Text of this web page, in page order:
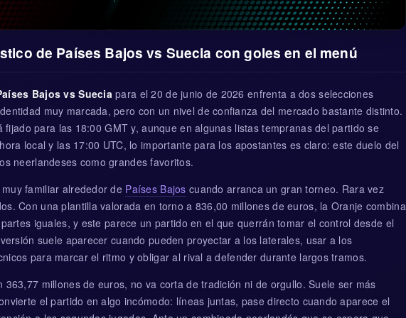
de Países Bajos vs Suecia con goles en el menú
Bajos vs Suecia para el 20 de junio de 2026 enfrenta a dos selecciones
muy marcada, pero con un nivel de confianza del mercado bastante distinto.
fijado para las 18:00 GMT y, aunque en algunas listas tempranas del partido se
local y las 17:00 UTC, lo importante para los apostantes es claro: este duelo del
neerlandeses como grandes favoritos.
familiar alrededor de Países Bajos cuando arranca un gran torneo. Rara vez
Con una plantilla valorada en torno a 836,00 millones de euros, la Oranje combina
iguales, y este parece un partido en el que querrán tomar el control desde el
suele aparecer cuando pueden proyectar a los laterales, usar a los
para marcar el ritmo y obligar al rival a defender durante largos tramos.
363,77 millones de euros, no va corta de tradición ni de orgullo. Suele ser más
el partido en algo incómodo: líneas juntas, pase directo cuando aparece el